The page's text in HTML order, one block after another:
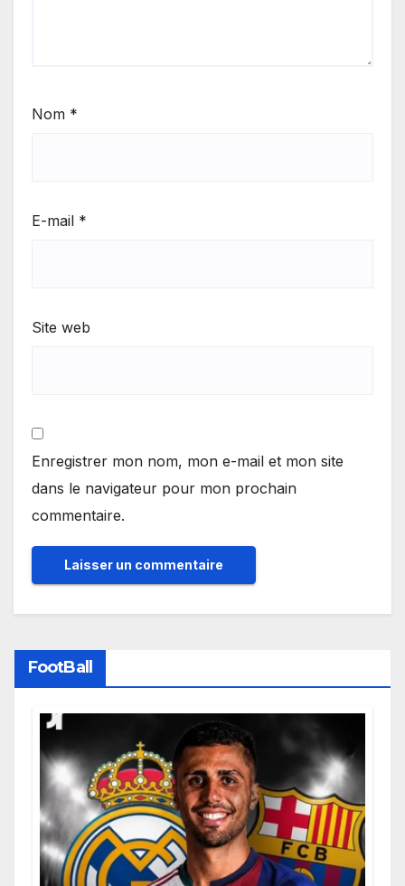
Nom *
E-mail *
Site web
Enregistrer mon nom, mon e-mail et mon site
dans le navigateur pour mon prochain
commentaire.
FootBall